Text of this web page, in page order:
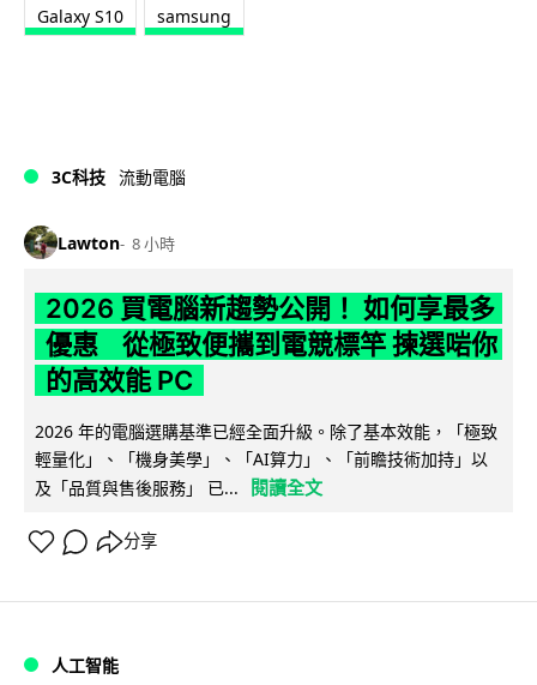
Galaxy S10 samsung
3C科技 流動電腦
Lawton 8 小時
2026 買電腦新趨勢公開！ 如何享最多
優惠 從極致便攜到電競標竿 揀選啱你
的高效能 PC
2026 年的電腦選購基準已經全面升級。除了基本效能，「極致
輕量化」、「機身美學」、「AI算力」、「前瞻技術加持」以
及「品質與售後服務」 已...
閱讀全文
分享
人工智能